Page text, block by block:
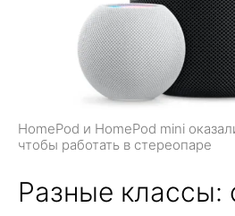
HomePod и HomePod mini
чтобы работать в стереопаре
Разные классы: